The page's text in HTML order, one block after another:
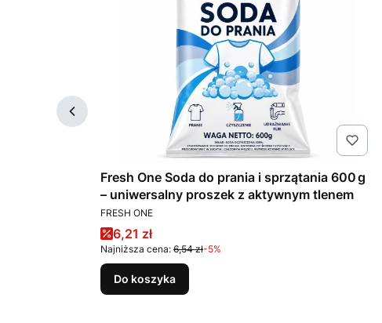
Fresh One Soda do prania i sprzątania 600 g
– uniwersalny proszek z aktywnym tlenem
PRODUCENT
FRESH ONE
Cena promocyjna
6,21 zł
Najniższa cena: 6,54 zł-5%
Do koszyka